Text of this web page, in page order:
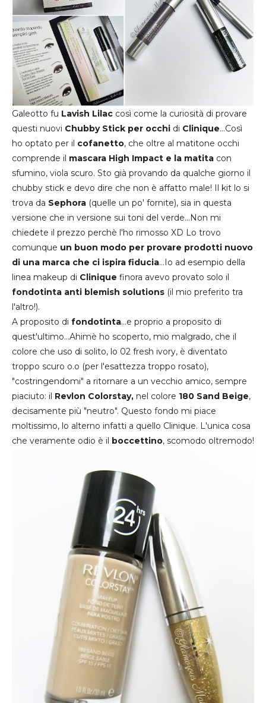
Galeotto fu Lavish Lilac così come la curiosità di provare
questi nuovi Chubby Stick per occhi di Clinique...Così
ho optato per il cofanetto, che oltre al matitone occhi
comprende il mascara High Impact e la matita con
sfumino, viola scuro. Sto già provando da qualche giorno il
chubby stick e devo dire che non è affatto male! Il kit lo si
trova da Sephora (quelle un po' fornite), sia in questa
versione che in versione sui toni del verde...Non mi
chiedete il prezzo perchè l'ho rimosso XD Lo trovo
comunque un buon modo per provare prodotti nuovo
di una marca che ci ispira fiducia...Io ad esempio della
linea makeup di Clinique finora avevo provato solo il
fondotinta anti blemish solutions (il mio preferito tra
l'altro!).
A proposito di fondotinta...e proprio a proposito di
quest'ultimo...Ahimè ho scoperto, mio malgrado, che il
colore che uso di solito, lo 02 fresh ivory, è diventato
troppo scuro o.o (per l'esattezza troppo rosato),
"costringendomi" a ritornare a un vecchio amico, sempre
piaciuto: il Revlon Colorstay, nel colore 180 Sand Beige,
decisamente più "neutro". Questo fondo mi piace
moltissimo, lo alterno infatti a quello Clinique. L'unica cosa
che veramente odio è il boccettino, scomodo oltremodo!